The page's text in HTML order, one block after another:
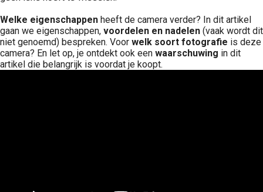
Welke eigenschappen heeft de camera verder? In dit artikel
gaan we eigenschappen, voordelen en nadelen (vaak wordt dit
niet genoemd) bespreken. Voor welk soort fotografie is deze
camera? En let op, je ontdekt ook een waarschuwing in dit
artikel die belangrijk is voordat je koopt.